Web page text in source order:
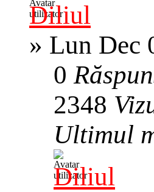
Diliul
» Lun Dec
0
2348
Ultimul
Diliul